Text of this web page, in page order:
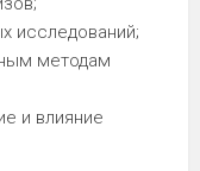
исследований;
методам
и влияние